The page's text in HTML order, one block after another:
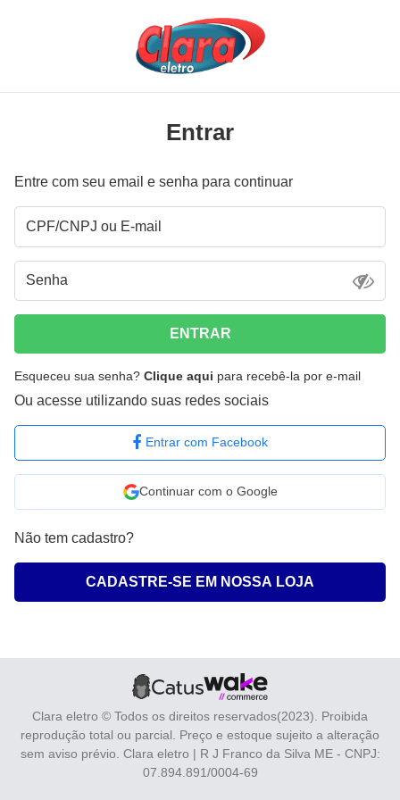
Entrar
Entre com seu email e senha para continuar
ENTRAR
Esqueceu sua senha? Clique aqui para recebê-la por e-mail
ENVIAR
Ou acesse utilizando suas redes sociais
Entrar com Facebook
Continuar com o Google
Não tem cadastro?
CADASTRE-SE EM NOSSA LOJA
Clara eletro © Todos os direitos reservados(2023). Proibida
reprodução total ou parcial. Preço e estoque sujeito a alteração
sem aviso prévio. Clara eletro | R J Franco da Silva ME - CNPJ:
07.894.891/0004-69